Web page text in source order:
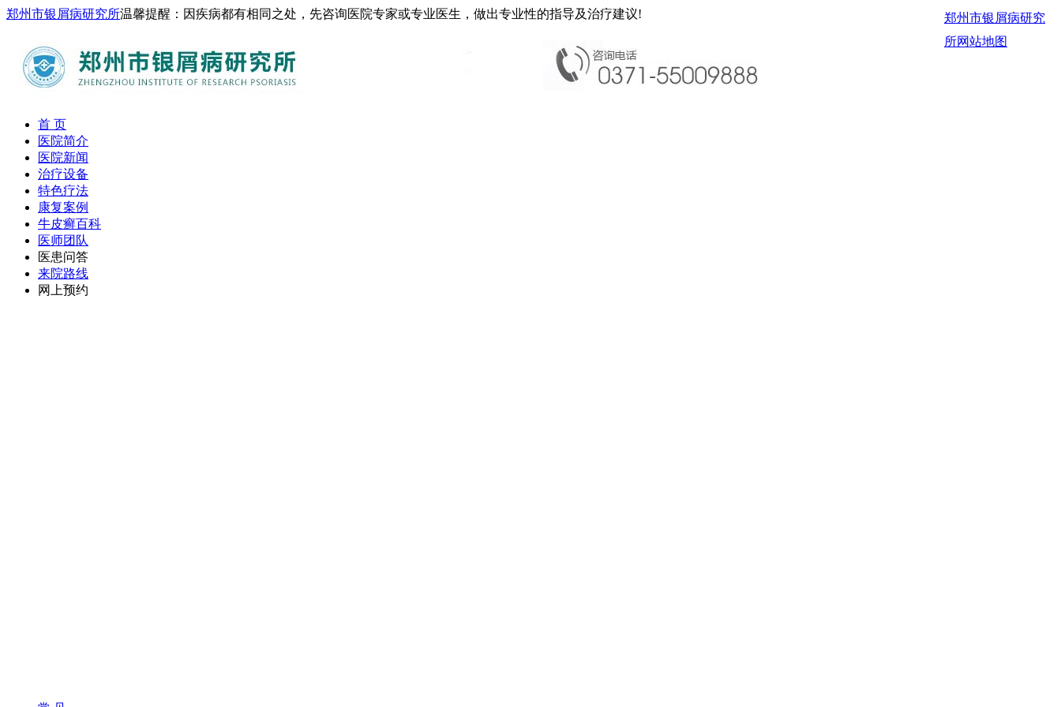
郑州市银屑病研究所温馨提醒：因疾病都有相同之处，先咨询医院专家或专业医生，做出专业性的指导及治疗建议!
郑州市银屑病研究
所网站地图
首 页
医院简介
医院新闻
治疗设备
特色疗法
康复案例
牛皮癣百科
医师团队
医患问答
来院路线
网上预约